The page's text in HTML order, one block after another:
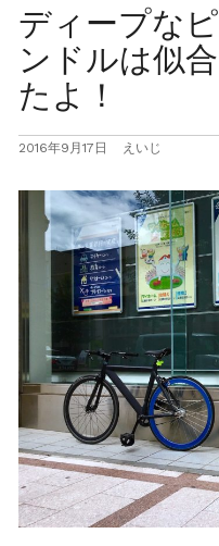
ディープな
ンドルは似
たよ！
2016年9月17日 えいじ